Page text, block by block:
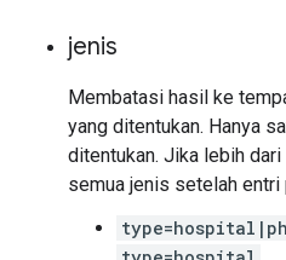
jenis
Membatasi hasil ke
yang ditentukan. Hanya
ditentukan. Jika lebih
semua jenis setelah entri